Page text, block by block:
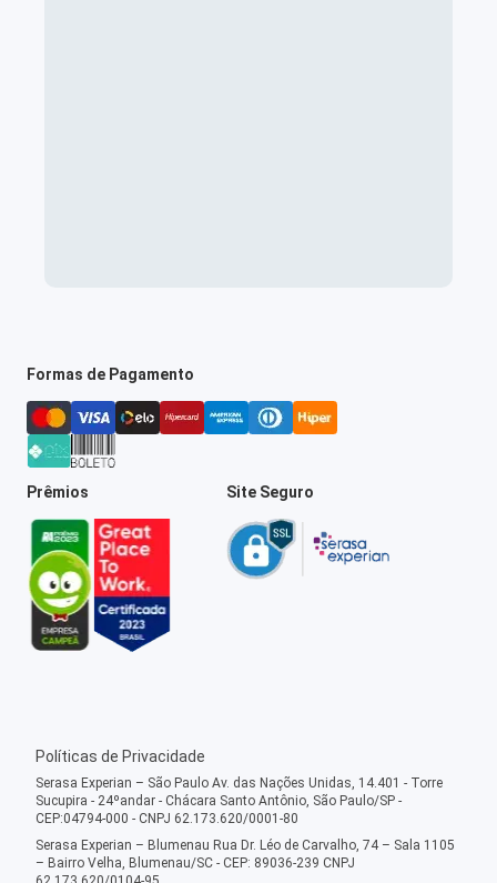
Formas de Pagamento
Prêmios Site Seguro
Políticas de Privacidade
Serasa Experian – São Paulo Av. das Nações Unidas, 14.401 - Torre
Sucupira - 24ºandar - Chácara Santo Antônio, São Paulo/SP -
CEP:04794-000 - CNPJ 62.173.620/0001-80
Serasa Experian – Blumenau Rua Dr. Léo de Carvalho, 74 – Sala 1105
– Bairro Velha, Blumenau/SC - CEP: 89036-239 CNPJ